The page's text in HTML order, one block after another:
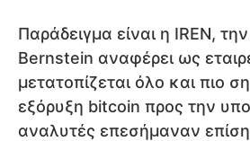
Παράδειγμα είναι η IREN,
Bernstein αναφέρει ως
μετατοπίζεται όλο και πιο
εξόρυξη bitcoin προς την
αναλυτές επεσήμαναν